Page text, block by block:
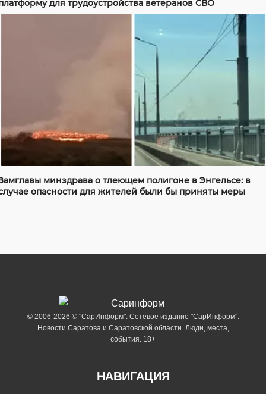
для трудоустройства ветеранов СВО
минздрава о тлеющем полигоне в Энгельсе: в
опасности для жителей были бы приняты меры
© 2006-2026 © "СарИнформ". Сетевое издание "СарИнформ".
Новости Саратова и Саратовской области. Люди, места,
события. 18+
НАВИГАЦИЯ